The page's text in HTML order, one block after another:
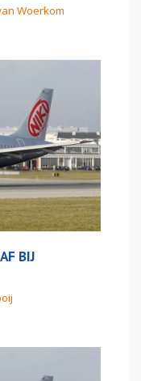
Woerkom
BIJ